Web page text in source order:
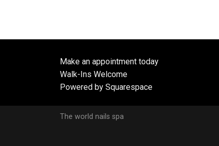
Make an appointment today
Walk-Ins Welcome
Powered by Squarespace
The world nails spa